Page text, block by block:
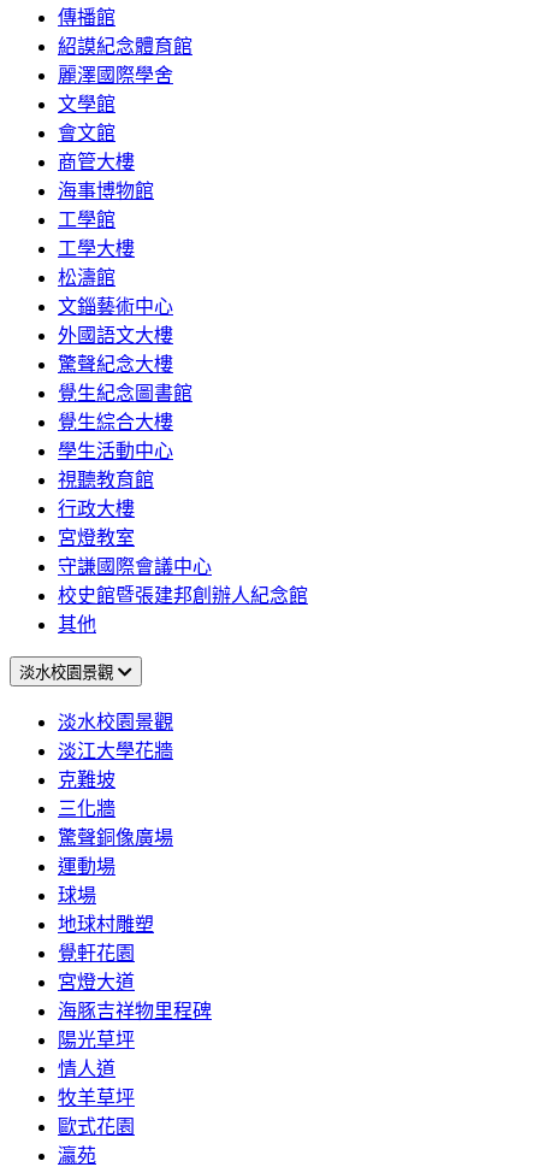
傳播館
紹謨紀念體育館
麗澤國際學舍
文學館
會文館
商管大樓
海事博物館
工學館
工學大樓
松濤館
文錙藝術中心
外國語文大樓
驚聲紀念大樓
覺生紀念圖書館
覺生綜合大樓
學生活動中心
視聽教育館
行政大樓
宮燈教室
守謙國際會議中心
校史館暨張建邦創辦人紀念館
其他
淡水校園景觀
淡水校園景觀
淡江大學花牆
克難坡
三化牆
驚聲銅像廣場
運動場
球場
地球村雕塑
覺軒花園
宮燈大道
海豚吉祥物里程碑
陽光草坪
情人道
牧羊草坪
歐式花園
瀛苑